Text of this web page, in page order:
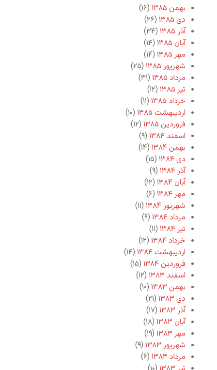
بهمن ۱۳۸۵
(۱۶)
دی ۱۳۸۵
(۲۶)
آذر ۱۳۸۵
(۳۴)
آبان ۱۳۸۵
(۱۴)
مهر ۱۳۸۵
(۱۴)
شهریور ۱۳۸۵
(۲۵)
مرداد ۱۳۸۵
(۳۱)
تیر ۱۳۸۵
(۱۲)
خرداد ۱۳۸۵
(۱۱)
اردیبهشت ۱۳۸۵
(۱۰)
فروردین ۱۳۸۵
(۱۲)
اسفند ۱۳۸۴
(۹)
بهمن ۱۳۸۴
(۱۴)
دی ۱۳۸۴
(۱۵)
آذر ۱۳۸۴
(۹)
آبان ۱۳۸۴
(۱۲)
مهر ۱۳۸۴
(۶)
شهریور ۱۳۸۴
(۱۱)
مرداد ۱۳۸۴
(۹)
تیر ۱۳۸۴
(۱۱)
خرداد ۱۳۸۴
(۱۲)
اردیبهشت ۱۳۸۴
(۱۴)
فروردین ۱۳۸۴
(۱۵)
اسفند ۱۳۸۳
(۱۲)
بهمن ۱۳۸۳
(۱۰)
دی ۱۳۸۳
(۲۱)
آذر ۱۳۸۳
(۱۷)
آبان ۱۳۸۳
(۱۸)
مهر ۱۳۸۳
(۱۹)
شهریور ۱۳۸۳
(۹)
مرداد ۱۳۸۳
(۶)